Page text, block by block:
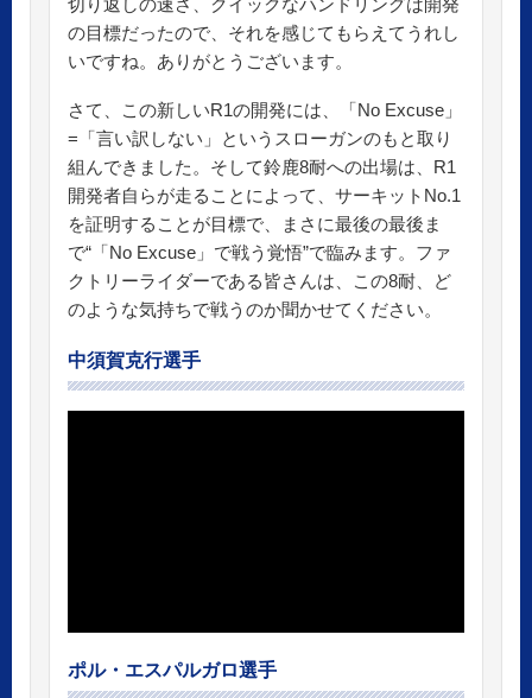
の目標だったので、それを感じてもらえてうれし
いですね。ありがとうございます。
さて、この新しいR1の開発には、「No Excuse」
=「言い訳しない」というスローガンのもと取り
組んできました。そして鈴鹿8耐への出場は、R1
開発者自らが走ることによって、サーキットNo.1
を証明することが目標で、まさに最後の最後ま
で“「No Excuse」で戦う覚悟”で臨みます。ファ
クトリーライダーである皆さんは、この8耐、ど
のような気持ちで戦うのか聞かせてください。
中須賀克行選手
ポル・エスパルガロ選手